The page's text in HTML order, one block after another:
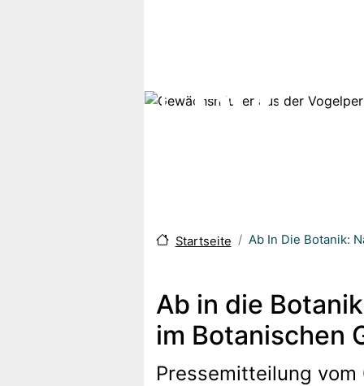
Startseite Ab In Die Botanik:
Ab in die
im Botanischen
Pressemitteilung